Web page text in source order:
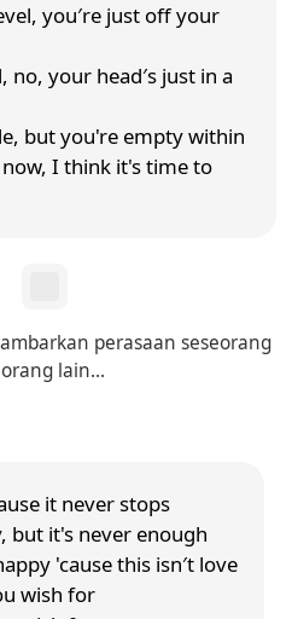
you′re just off your
your head′s just in a
but you're empty within
I think it's time to
perasaan seseorang
lain...
it never stops
but it's never enough
'cause this isn′t love
wish for